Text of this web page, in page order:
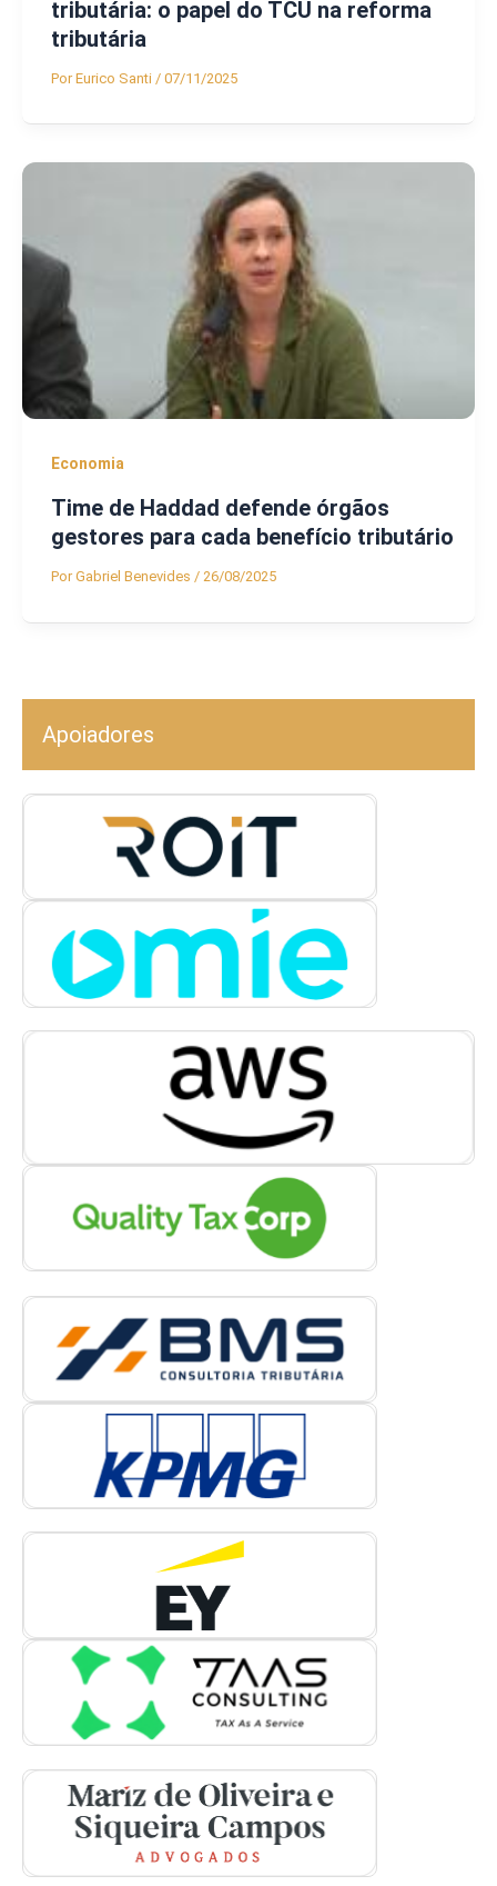
tributária: o papel do TCU na reforma
tributária
PorEurico Santi / 07/11/2025
Economia
Time de Haddad defende órgãos
gestores para cada benefício tributário
PorGabriel Benevides / 26/08/2025
Apoiadores